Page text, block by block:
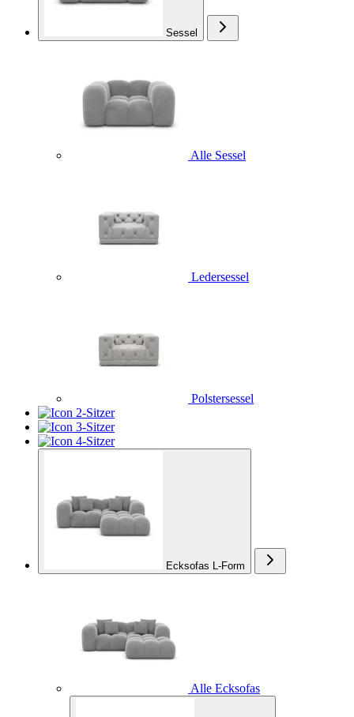
Sessel
Alle Sessel
Ledersessel
Polstersessel
2-Sitzer
3-Sitzer
4-Sitzer
Ecksofas L-Form
Alle Ecksofas